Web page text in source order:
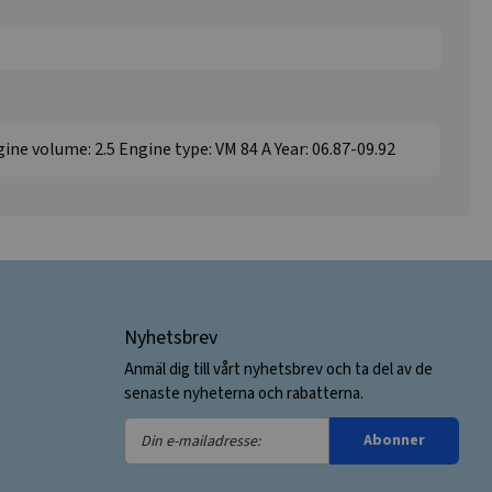
volume: 2.5 Engine type: VM 84 A Year: 06.87-09.92
Nyhetsbrev
Anmäl dig till vårt nyhetsbrev och ta del av de
senaste nyheterna och rabatterna.
Din
e-
Abonner